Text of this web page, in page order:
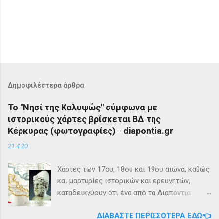
Δημοφιλέστερα άρθρα
Το "Νησί της Καλυψώς" σύμφωνα με
ιστορικούς χάρτες βρίσκεται ΒΔ της
Κέρκυρας (φωτογραφίες) - diapontia.gr
21.4.20
Χάρτες των 17ου, 18ου και 19ου αιώνα, καθώς
και μαρτυρίες ιστορικών και ερευνητών,
καταδεικνύουν ότι ένα από τα Διαπόντια
γνωστό με την ονομασία Ωγυγία ή «Νησί της
ΔΙΑΒΆΣΤΕ ΠΕΡΙΣΣΌΤΕΡΑ ΕΔΏ👈